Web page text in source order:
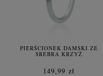
PIERŚCIONEK DAMSKI ZE
SREBRA KRZYŻ
149,99 zł